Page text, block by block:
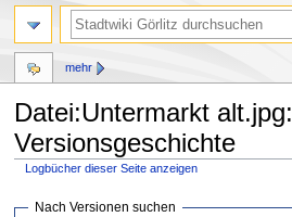
Datei:Untermarkt alt.jpg:
Versionsgeschichte
Logbücher dieser Seite anzeigen
Nach Versionen suchen
mehr